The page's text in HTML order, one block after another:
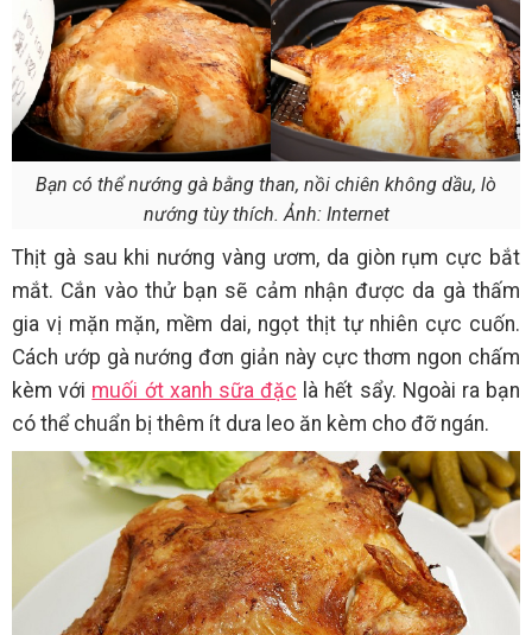
Bạn có thể nướng gà bằng than, nồi chiên không dầu, lò
nướng tùy thích. Ảnh: Internet
Thịt gà sau khi nướng vàng ươm, da giòn rụm cực bắt
mắt. Cắn vào thử bạn sẽ cảm nhận được da gà thấm
gia vị mặn mặn, mềm dai, ngọt thịt tự nhiên cực cuốn.
Cách ướp gà nướng đơn giản này cực thơm ngon chấm
kèm với muối ớt xanh sữa đặc là hết sẩy. Ngoài ra bạn
có thể chuẩn bị thêm ít dưa leo ăn kèm cho đỡ ngán.